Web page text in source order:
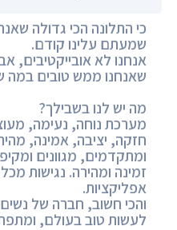
כי התלונה הכי גדולה
שמעתם עלינו קודם.
אנחנו לא אובייקטיבים,
שאנחנו ממש טובים במה
מה יש לנו בשבילך?
מערכת נוחה, נעימה,
חזקה, יציבה, אמינה,
ומתקדמים, מגוונים
זמינה ומהירה. נגישות
אפליקציות.
והכי חשוב, חברה של נשים
לעשות טוב בעולם,